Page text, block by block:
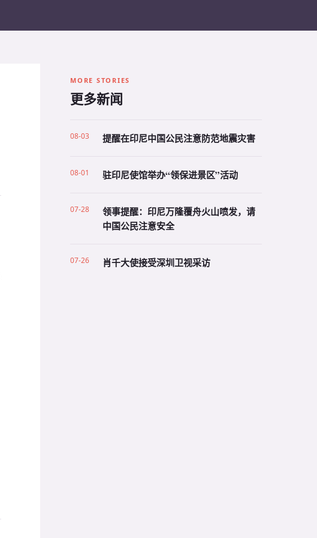
MORE STORIES
更多新闻
08-03 提醒在印尼中国公民注意防范地震灾害
08-01 驻印尼使馆举办“领保进景区”活动
07-28
领事提醒：印尼万隆覆舟火山喷发，请
中国公民注意安全
07-26 肖千大使接受深圳卫视采访